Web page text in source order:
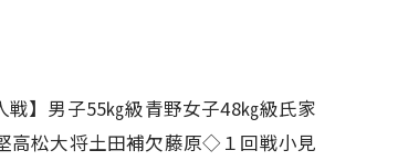
】男子55㎏級青野女子48㎏級氏家
高松大将土田補欠藤原◇１回戦小見